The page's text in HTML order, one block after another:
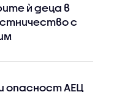
ѝ деца в
с
опасност АЕЦ